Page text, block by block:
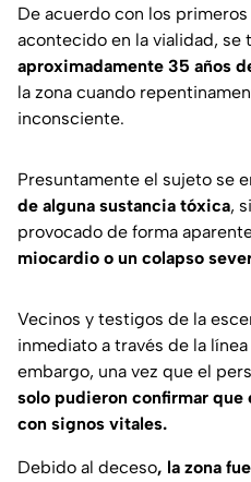
De acuerdo con los
acontecido en la vialidad, se
aproximadamente 35 años
la zona cuando
inconsciente.
Presuntamente el sujeto se
de alguna sustancia tóxica,
provocado de forma
miocardio o un colapso
Vecinos y testigos de la
inmediato a través de la línea
embargo, una vez que el
solo pudieron confirmar que
con signos vitales.
Debido al deceso, la zona